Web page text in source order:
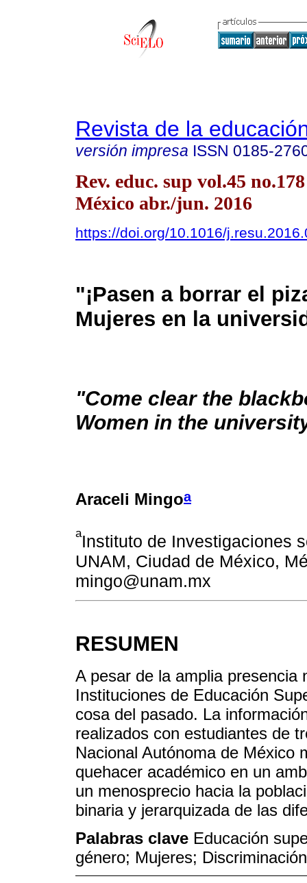
Revista de la
versión impresa ISSN 0185-
Rev. educ. sup vol.45
México abr./jun. 2016
https://doi.org/10.1016/
"¡Pasen a borrar el
Mujeres en la
"Come clear the
Women in the
Araceli Mingoa
aInstituto de Investigaciones
UNAM, Ciudad de México,
mingo@unam.mx
RESUMEN
A pesar de la amplia presencia
Instituciones de Educación
cosa del pasado. La
realizados con estudiantes de
Nacional Autónoma de México
quehacer académico en un
un menosprecio hacia la
binaria y jerarquizada de las
Palabras clave Educación
género; Mujeres; Discriminación